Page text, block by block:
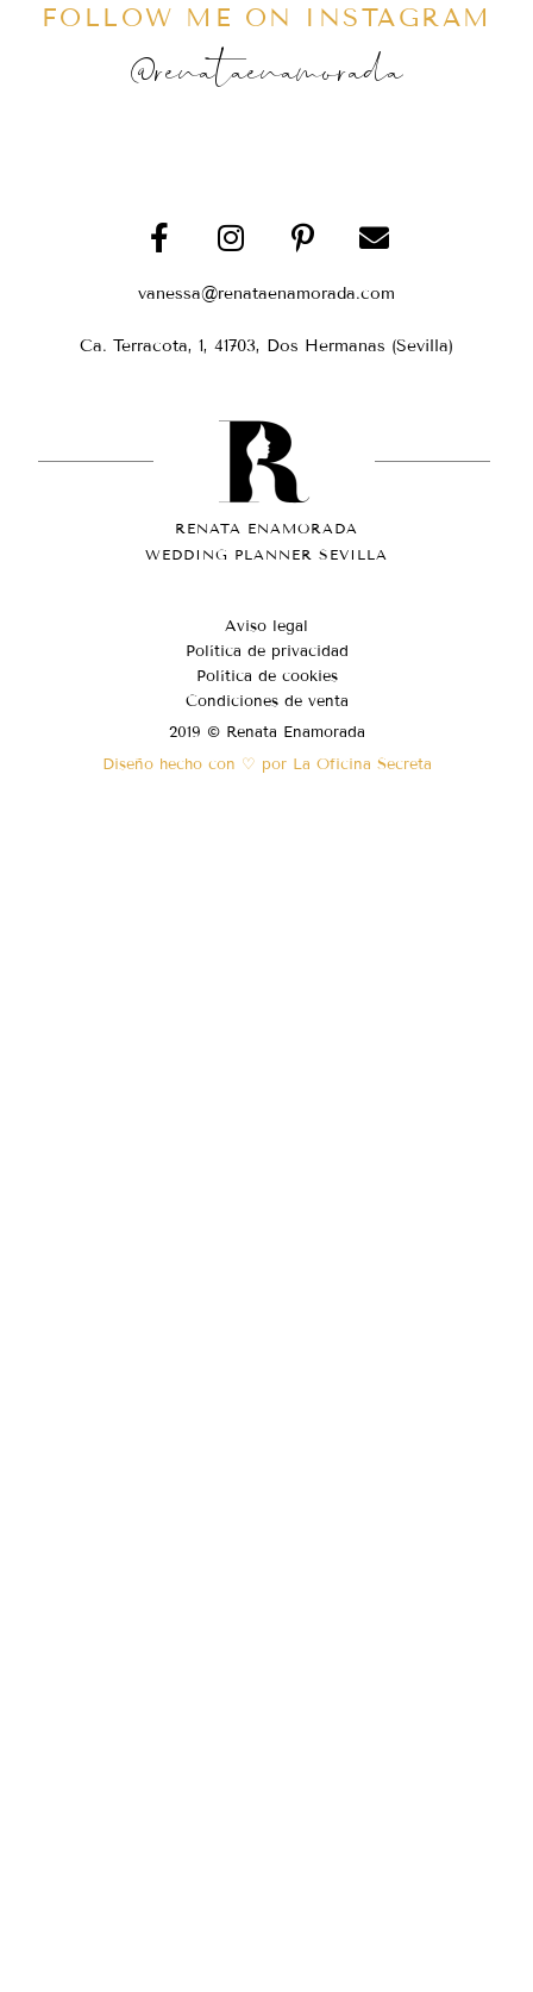
FOLLOW ME ON INSTAGRAM
@renataenamorada
vanessa@renataenamorada.com
Ca. Terracota, 1, 41703, Dos Hermanas (Sevilla)
RENATA ENAMORADA
WEDDING PLANNER SEVILLA
Aviso legal
Política de privacidad
Política de cookies
Condiciones de venta
2019 © Renata Enamorada
Diseño hecho con ♡ por La Oficina Secreta